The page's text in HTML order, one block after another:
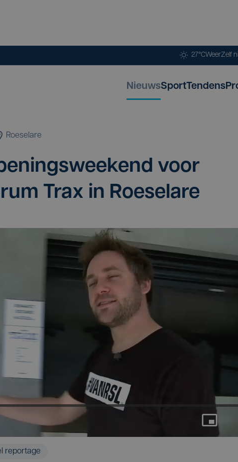
27°CWeerZelf
NieuwsSportTendens
Roeselare
voor
Trax in Roeselare
reportage